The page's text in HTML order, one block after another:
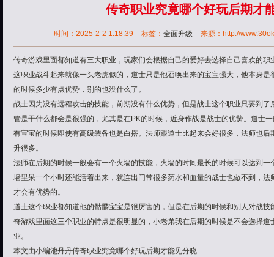
传奇职业究竟哪个好玩后期才
时间：2025-2-2 1:18:39 标签： 全面升级 来源：http://
传奇游戏里面都知道有三大职业，玩家们会根据自己的爱好去选择自己喜欢的
这职业战斗起来就像一头老虎似的，道士只是他召唤出来的宝宝强大，他本身
的时候多少有点优势，别的也没什么了。
战士因为没有远程攻击的技能，前期没有什么优势，但是战士这个职业只要到
管是干什么都会是很强的，尤其是在PK的时候，近身作战是战士的优势。道士
有宝宝的时候即使有高级装备也是白搭。法师跟道士比起来会好很多，法师也
升很多。
法师在后期的时候一般会有一个火墙的技能，火墙的时间最长的时候可以达到
墙里呆一个小时还能活着出来，就连出门带很多药水和血量的战士也做不到，
才会有优势的。
道士这个职业都知道他的骷髅宝宝是很厉害的，但是在后期的时候和别人对战
奇游戏里面这三个职业的特点是很明显的，小老弟我在后期的时候是不会选择
业。
本文由小编池丹丹传奇职业究竟哪个好玩后期才能见分晓